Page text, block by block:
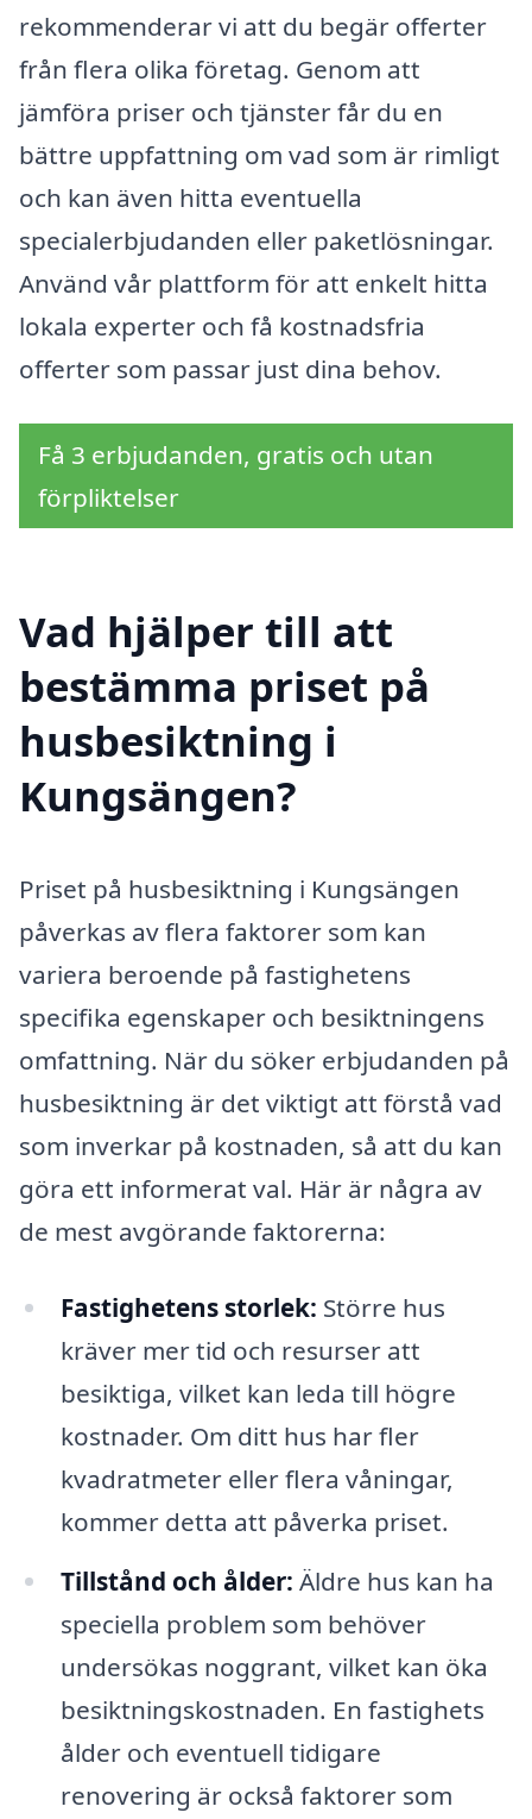
rekommenderar vi att du begär offerter
från flera olika företag. Genom att
jämföra priser och tjänster får du en
bättre uppfattning om vad som är rimligt
och kan även hitta eventuella
specialerbjudanden eller paketlösningar.
Använd vår plattform för att enkelt hitta
lokala experter och få kostnadsfria
offerter som passar just dina behov.
Få 3 erbjudanden, gratis och utan
förpliktelser
Vad hjälper till att
bestämma priset på
husbesiktning i
Kungsängen?
Priset på husbesiktning i Kungsängen
påverkas av flera faktorer som kan
variera beroende på fastighetens
specifika egenskaper och besiktningens
omfattning. När du söker erbjudanden på
husbesiktning är det viktigt att förstå vad
som inverkar på kostnaden, så att du kan
göra ett informerat val. Här är några av
de mest avgörande faktorerna:
Fastighetens storlek: Större hus
kräver mer tid och resurser att
besiktiga, vilket kan leda till högre
kostnader. Om ditt hus har fler
kvadratmeter eller flera våningar,
kommer detta att påverka priset.
Tillstånd och ålder: Äldre hus kan ha
speciella problem som behöver
undersökas noggrant, vilket kan öka
besiktningskostnaden. En fastighets
ålder och eventuell tidigare
renovering är också faktorer som